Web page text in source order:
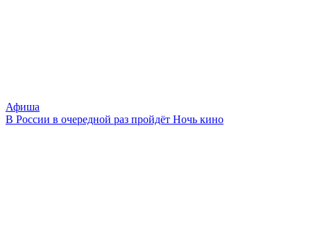
Афиша
В России в очередной раз пройдёт Ночь кино